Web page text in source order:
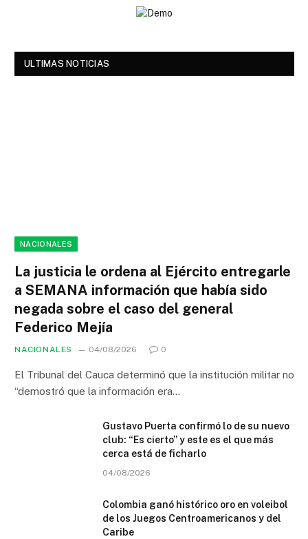
ULTIMAS NOTICIAS
NACIONALES
La justicia le ordena al Ejército entregarle
a SEMANA información que había sido
negada sobre el caso del general
Federico Mejía
NACIONALES 04/08/2026 0
El Tribunal del Cauca determinó que la institución militar no
“demostró que la información era…
Gustavo Puerta confirmó lo de su nuevo
club: “Es cierto” y este es el que más
cerca está de ficharlo
04/08/2026
Colombia ganó histórico oro en voleibol
de los Juegos Centroamericanos y del
Caribe